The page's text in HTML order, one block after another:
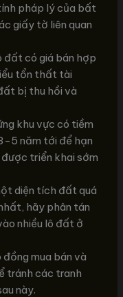
pháp lý của bất
giấy tờ liên quan
đất có giá bán hợp
tổn thất tài
bị thu hồi và
khu vực có tiềm
5 năm tới để hạn
triển khai sớm
diện tích đất quá
hãy phân tán
nhiều lô đất ở
mua bán và
tránh các tranh
này.